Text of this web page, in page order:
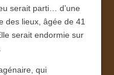
serait parti… d’une
des lieux, âgée de 41
serait endormie sur
qui